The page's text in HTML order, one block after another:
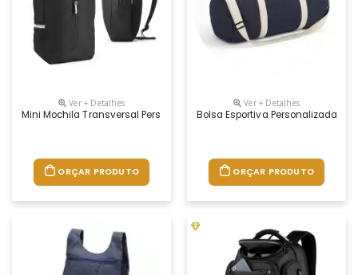
Ver + Detalhes
Mini Mochila Transversal Personalizada
ORÇAR PRODUTO
Ver + Detalhes
Bolsa Esportiva Personalizada
ORÇAR PRODUTO